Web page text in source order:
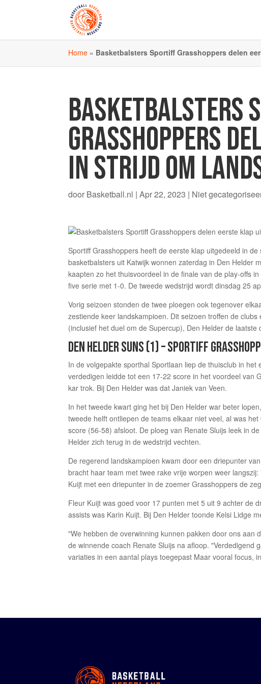
Home » Basketbalsters Sportiff Grasshoppers delen
BASKETBALSTERS
GRASSHOPPERS
IN STRIJD OM
door Basketball.nl |Apr 22, 2023 | Niet
Sportiff Grasshoppers heeft de eerste klap uitgedeeld in
basketbalsters uit Katwijk wonnen zaterdag in Den Helder
kaapten zo het thuisvoordeel in de finale van de play-offs
five serie met 1-0. De tweede wedstrijd wordt dinsdag 25
Vorig seizoen stonden de twee ploegen ook tegenover
zestiende keer landskampioen. Dit seizoen troffen de
(inclusief het duel om de Supercup), Den Helder de laatste
DEN HELDER SUNS (1) – SPORTIFF
In de volgepakte sporthal Sportlaan liep de thuisclub in
verdedigen leidde tot een 17-22 score in het voordeel van
kar trok. Bij Den Helder was dat Janiek van Veen.
In het tweede kwart ging het bij Den Helder war beter
tweede helft ontliepen de teams elkaar niet veel, al was
score (56-58) afsloot. De ploeg van Renate Sluijs leek in
Helder zich terug in de wedstrijd vechten.
De regerend landskampioen kwam door een driepunter
bracht haar team met twee rake vrije worpen weer
Kuijt met een driepunter in de zoemer Grasshoppers de
Fleur Kuijt was goed voor 17 punten met 5 uit 9 achter de
assists was Karin Kuijt. Bij Den Helder toonde Kelsi Lidge
"We hebben de overwinning kunnen pakken door ons
de winnende coach Renate Sluijs na afloop.
variaties in een aantal plays toegepast Maar vooral focus,